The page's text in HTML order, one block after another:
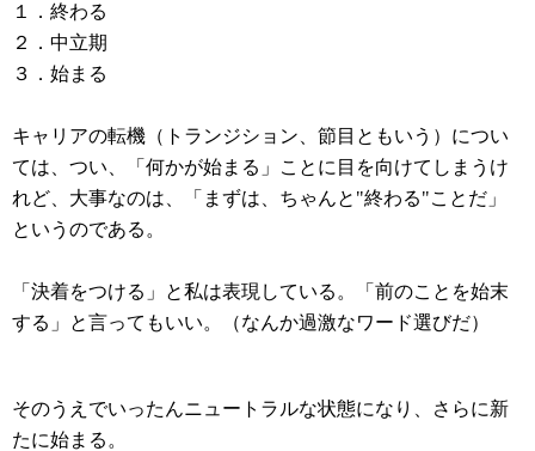
１．終わる
２．中立期
３．始まる
キャリアの転機（トランジション、節目ともいう）につい
ては、つい、「何かが始まる」ことに目を向けてしまうけ
れど、大事なのは、「まずは、ちゃんと"終わる"ことだ」
というのである。
「決着をつける」と私は表現している。「前のことを始末
する」と言ってもいい。（なんか過激なワード選びだ）
そのうえでいったんニュートラルな状態になり、さらに新
たに始まる。